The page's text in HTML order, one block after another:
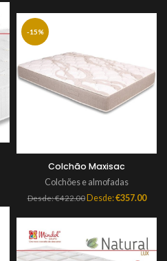
-15%
Colchão Maxisac
Colchões e almofadas
Desde:€422.00 Desde:€357.00